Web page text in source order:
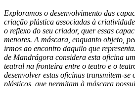
Exploramos o desenvolvimento das
criação plástica associadas à
o reflexo do seu criador, quer essas
menores. A máscara, enquanto objeto,
irmos ao encontro daquilo que
de Mandrágora considera esta oficina
teatral na fronteira entre o teatro e o
desenvolver estas oficinas transmitem-se
plásticos, que permitam à máscara